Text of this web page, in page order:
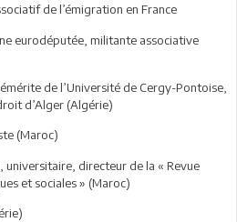
de l’émigration en France
eurodéputée, militante associative
de l’Université de Cergy-Pontoise,
d’Alger (Algérie)
(Maroc)
directeur de la « Revue
et sociales » (Maroc)